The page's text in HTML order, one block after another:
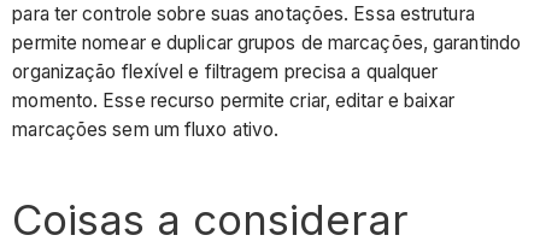
para ter controle sobre suas anotações. Essa estrutura
permite nomear e duplicar grupos de marcações, garantindo
organização flexível e filtragem precisa a qualquer
momento. Esse recurso permite criar, editar e baixar
marcações sem um fluxo ativo.
Coisas a considerar